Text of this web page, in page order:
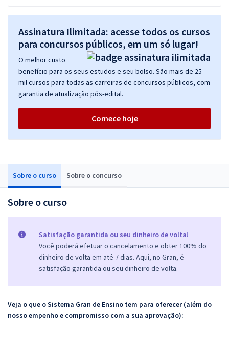
Sobre o curso Sobre o concurso
Sobre o curso
Satisfação garantida ou seu dinheiro de volta!
Você poderá efetuar o cancelamento e obter 100% do
dinheiro de volta em até 7 dias. Aqui, no Gran, é
satisfação garantida ou seu dinheiro de volta.
Veja o que o Sistema Gran de Ensino tem para oferecer (além do
nosso empenho e compromisso com a sua aprovação):
Assinatura Ilimitada: acesse todos os cursos
para concursos públicos, em um só lugar!
O melhor custo
benefício para os seus estudos e seu bolso. São mais de 25
mil cursos para todas as carreiras de concursos públicos, com
garantia de atualização pós-edital.
Comece hoje